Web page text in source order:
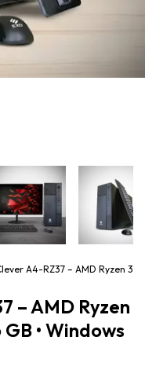
A4-RZ37 – AMD Ryzen 3
– AMD Ryzen
GB • Windows